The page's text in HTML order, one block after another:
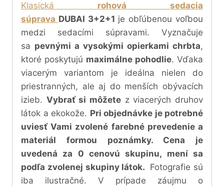
Klasická
rohová sedacia
súprava DUBAI 3+2+1 je obľúbenou voľbou
medzi sedacími súpravami. Vyznačuje
sa pevnými a vysokými opierkami chrbta,
ktoré poskytujú maximálne pohodlie. Vďaka
viacerým variantom je ideálna nielen do
priestranných, ale aj do menších obývacích
izieb. Vybrať si môžete z viacerých druhov
látok a ekokože. Pri objednávke je potrebné
uviesť Vami zvolené farebné prevedenie a
materiál formou poznámky. Cena je
uvedená za 0 cenovú skupinu, mení sa
podľa zvolenej skupiny látok. Fotografie sú
iba ilustračné. V prípade záujmu o